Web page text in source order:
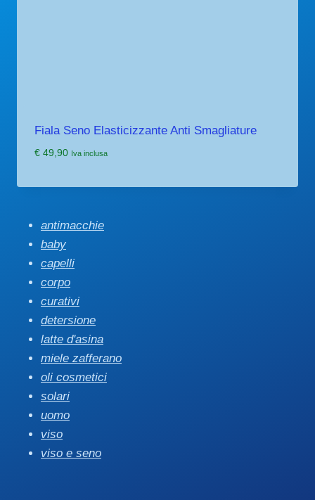
Fiala Seno Elasticizzante Anti Smagliature
€49,90 Iva inclusa
antimacchie
baby
capelli
corpo
curativi
detersione
latte d'asina
miele zafferano
oli cosmetici
solari
uomo
viso
viso e seno